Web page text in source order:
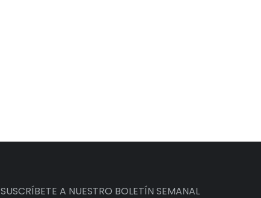
SUSCRÍBETE A NUESTRO BOLETÍN SEMANAL